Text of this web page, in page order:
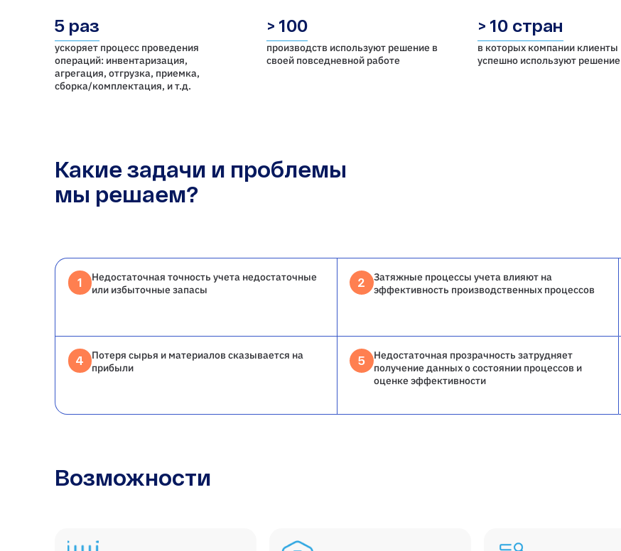
5 раз
ускоряет процесс проведения
операций: инвентаризация,
агрегация, отгрузка, приемка,
cборка/комплектация, и т.д.
> 100
производств используют решение в
своей повседневной работе
> 10 стран
в которых компании клиенты
успешно используют решение
Какие задачи и проблемы
мы решаем?
1
Недостаточная точность учета недостаточные
или избыточные запасы
2
Затяжные процессы учета влияют на
эффективность производственных процессов
4
Потеря сырья и материалов сказывается на
прибыли
5
Недостаточная прозрачность затрудняет
получение данных о состоянии процессов и
оценке эффективности
Возможности